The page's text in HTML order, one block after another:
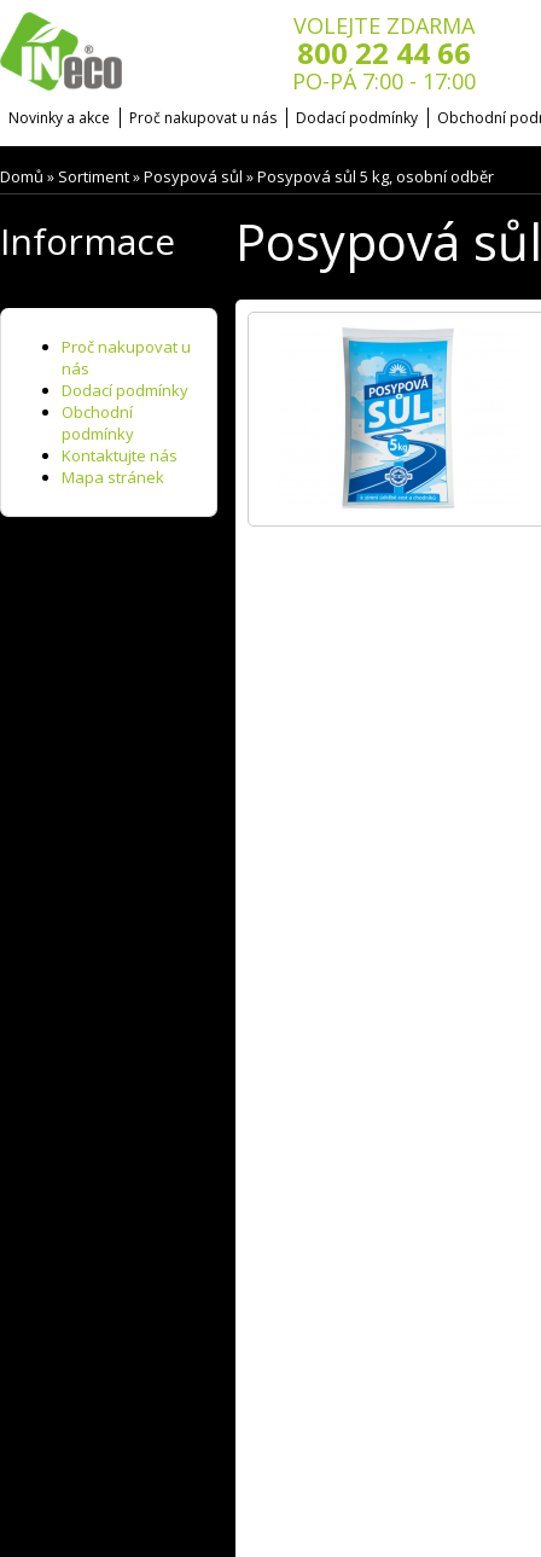
VOLEJTE ZDARMA
800 22 44 66
PO-PÁ 7:00 - 17:00
Novinky a akce Proč nakupovat u nás Dodací podmínky Obchodní
Domů » Sortiment»Posypová sůl »Posypová sůl 5 kg, osobní odběr
Informace
Proč nakupovat u
nás
Dodací podmínky
Obchodní
podmínky
Kontaktujte nás
Mapa stránek
Posypová